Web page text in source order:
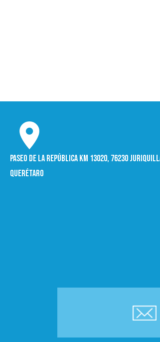
Paseo de la República Km 13020, 76230
Querétaro